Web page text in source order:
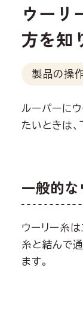
ウーリ
方を知
製品の操
ルーパーに
たいときは、
一般的
ウーリー糸
糸と結んで
ます。